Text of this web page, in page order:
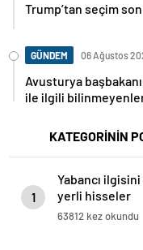
Trump’tan seçim
GÜNDEM 06 Ağustos
Avusturya
ile ilgili
KATEGORİNİN
1
Yabancı
yerli hisseler
63812 kez okundu